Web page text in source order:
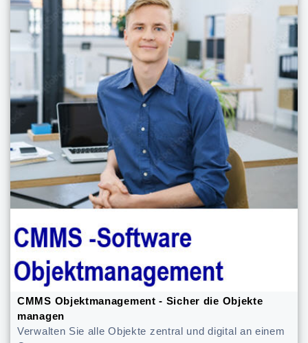
CMMS Objektmanagement - Sicher die Objekte
managen
Verwalten Sie alle Objekte zentral und digital an einem